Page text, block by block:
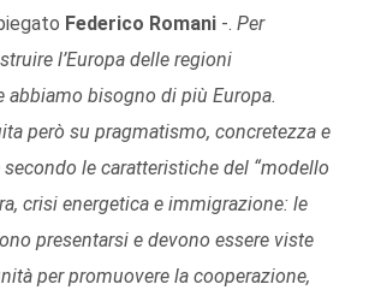
Federico Romani -. Per
l’Europa delle regioni
abbiamo bisogno di più Europa.
però su pragmatismo, concretezza e
le caratteristiche del “modello
crisi energetica e immigrazione: le
presentarsi e devono essere viste
per promuovere la cooperazione,